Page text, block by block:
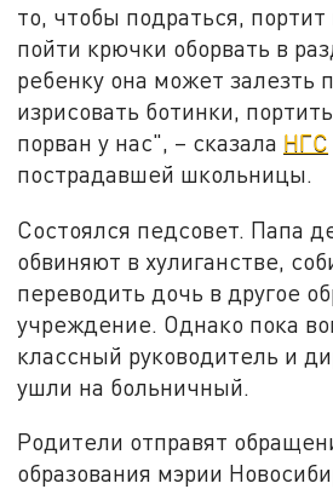
то, чтобы подраться,
пойти крючки оборвать в
ребенку она может залезть
изрисовать ботинки,
порван у нас", – сказала НГС
пострадавшей школьницы.
Состоялся педсовет. Папа
обвиняют в хулиганстве,
переводить дочь в другое
учреждение. Однако пока
классный руководитель и
ушли на больничный.
Родители отправят
образования мэрии